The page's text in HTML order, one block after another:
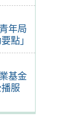
年局
點」
基金
服